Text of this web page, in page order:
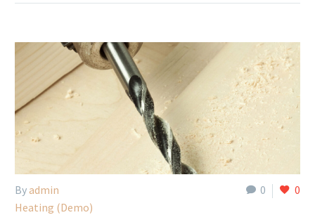
0 0
Byadmin
Heating (Demo)